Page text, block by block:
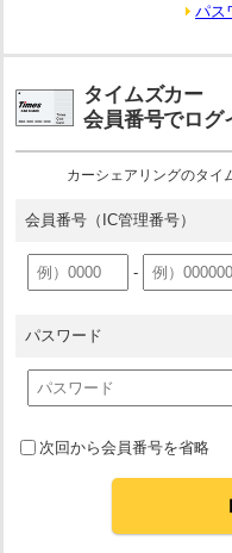
パス
タイムズカー
会員番号でログ
カーシェアリングのタイ
会員番号 （IC管理番号）
-
パスワード
次回から会員番号を省略